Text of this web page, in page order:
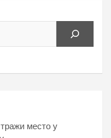
место у